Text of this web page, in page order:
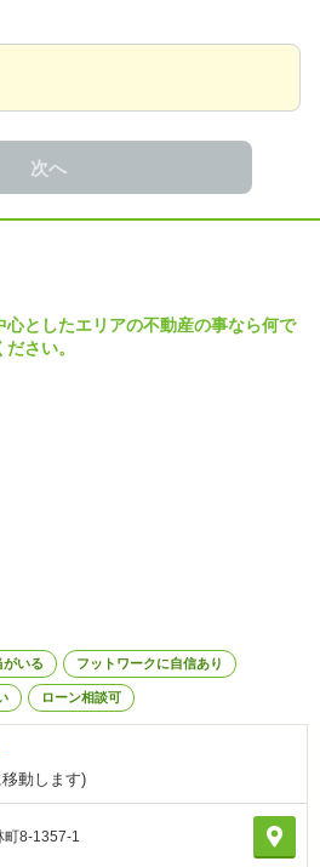
次へ
心としたエリアの不動産の事なら何で
さい。
いる フットワークに自信あり
ローン相談可
動します)
町8-1357-1